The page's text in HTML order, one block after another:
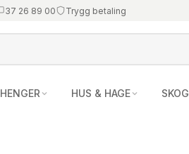
37 26 89 00 Trygg betaling
HENGER HUS & HAGE SKOG